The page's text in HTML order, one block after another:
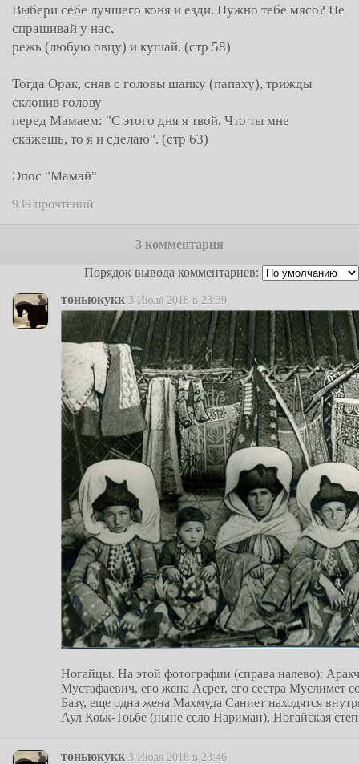
Выбери себе лучшего коня и езди. Нужно тебе мясо? Не
спрашивай у нас,
режь (любую овцу) и кушай. (стр 58)
Тогда Орак, сняв с головы шапку (папаху), трижды
склонив голову
перед Мамаем: "С этого дня я твой. Что ты мне
скажешь, то я и сделаю". (стр 63)
Эпос "Мамай"
939 прочтений
3 комментария
Порядок вывода комментариев:
тоньюкукк 3 Июля 2018 в 23:39
Ногайцы. На этой фотографии (справа налево):
Мустафаевич, его жена Асрет, его сестра Муслимет
Базу, еще одна жена Махмуда Саниет находятся
Аул Коьк-Тоьбе (ныне село Нариман), Ногайская
тоньюкукк 3 Июля 2018 в 23:46